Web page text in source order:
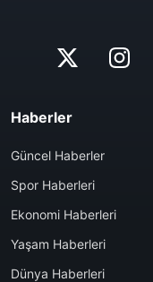
Haberler
Güncel Haberler
Spor Haberleri
Ekonomi Haberleri
Yaşam Haberleri
Dünya Haberleri